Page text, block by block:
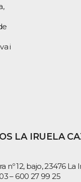
i
LA IRUELA
nº 12, bajo, 23476 La
– 600 27 99 25